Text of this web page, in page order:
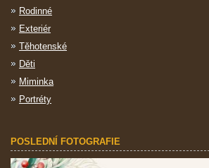
Rodinné
Exteriér
Těhotenské
Děti
Miminka
Portréty
POSLEDNÍ FOTOGRAFIE